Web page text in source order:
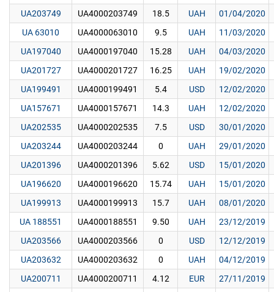
UA203749
UA4000203749 18.5 UAH
01/04/2020
UA 63010
UA4000063010 9.5 UAH
11/03/2020
UA197040
UA4000197040 15.28 UAH
04/03/2020
UA201727
UA4000201727 16.25 UAH
19/02/2020
UA199491
UA4000199491 5.4 USD
12/02/2020
UA157671
UA4000157671 14.3 UAH
12/02/2020
UA202535
UA4000202535 7.5 USD
30/01/2020
UA203244
UA4000203244 0 UAH
29/01/2020
UA201396
UA4000201396 5.62 USD
15/01/2020
UA196620
UA4000196620 15.74 UAH
15/01/2020
UA199913
UA4000199913 15.7 UAH
08/01/2020
UA 188551
UA4000188551 9.50 UAH
23/12/2019
UA203566
UA4000203566 0 USD
12/12/2019
UA203632
UA4000203632 0 UAH
04/12/2019
UA200711
UA4000200711 4.12 EUR
27/11/2019